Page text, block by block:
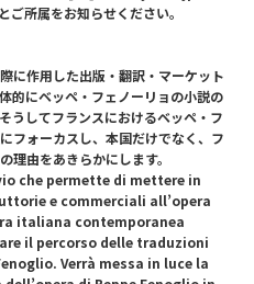
所属をお知らせください。
に作用した出版・翻訳・マーケット
的にベッペ・フェノーリョの小説の
うしてフランスにおけるベッペ・フ
フォーカスし、本国だけでなく、フ
理由をあきらかにします。
che permette di mettere in
e commerciali all’opera
italiana contemporanea
il percorso delle traduzioni
Verrà messa in luce la